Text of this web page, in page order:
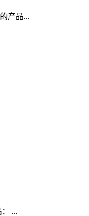
产品...
...